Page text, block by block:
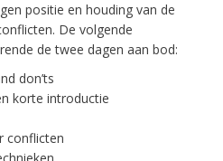
positie en houding van de
De volgende
de twee dagen aan bod:
don’ts
korte introductie
conflicten